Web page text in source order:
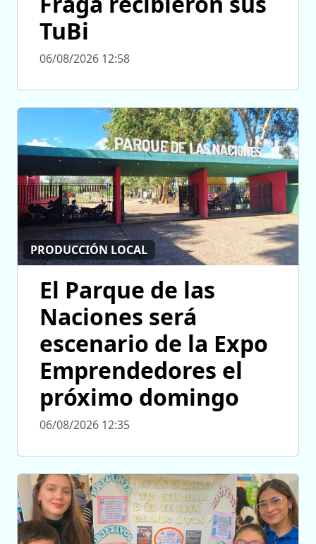
TuBi
06/08/2026 12:58
PRODUCCIÓN LOCAL
El Parque de las
Naciones será
escenario de la Expo
Emprendedores el
próximo domingo
06/08/2026 12:35